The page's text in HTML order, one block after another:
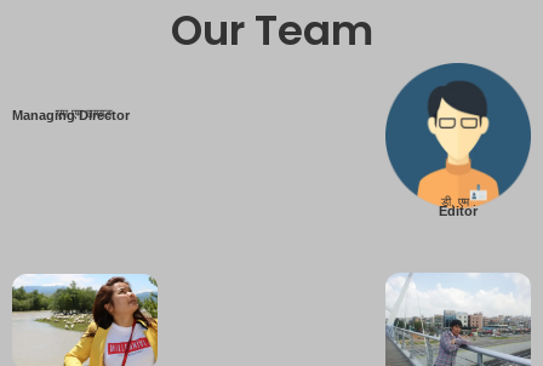
Our Team
Managing Director
एम एम तामाङ
Editor
डी. एम .